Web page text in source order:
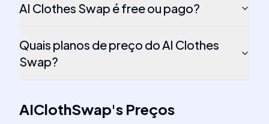
AI Clothes Swap é free ou pago?
Quais planos de preço do AI Clothes
Swap?
AIClothSwap's Preços